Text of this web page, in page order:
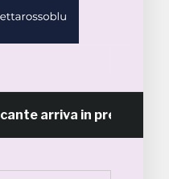
arriva in prestito dal